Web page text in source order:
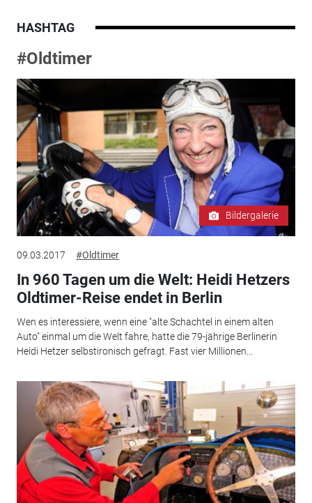
HASHTAG
#Oldtimer
Bildergalerie
09.03.2017 #Oldtimer
In 960 Tagen um die Welt: Heidi Hetzers
Oldtimer-Reise endet in Berlin
Wen es interessiere, wenn eine "alte Schachtel in einem alten
Auto" einmal um die Welt fahre, hatte die 79-jährige Berlinerin
Heidi Hetzer selbstironisch gefragt. Fast vier Millionen...